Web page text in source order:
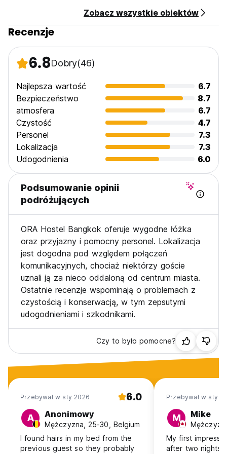
Wszystkie życzenia specjalne realizowane są w zależności
od dostępności i mogą podlegać dodatkowym opłatom.
(Auto-translated from original language)
Zobacz wszystkie obiektów
Recenzje
6.8Dobry(46)
Najlepsza wartość
6.7
Bezpieczeństwo
8.7
atmosfera
6.7
Czystość
4.7
Personel
7.3
Lokalizacja
7.3
Udogodnienia
6.0
Podsumowanie opinii
podróżujących
ORA Hostel Bangkok oferuje wygodne łóżka
oraz przyjazny i pomocny personel. Lokalizacja
jest dogodna pod względem połączeń
komunikacyjnych, chociaż niektórzy goście
uznali ją za nieco oddaloną od centrum miasta.
Ostatnie recenzje wspominają o problemach z
czystością i konserwacją, w tym zepsutymi
udogodnieniami i szkodnikami.
Czy to było pomocne?
Przebywał w sty 2026 6.0
A Anonimowy
Mężczyzna, 25-30, Belgium
I found hairs in my bed from the
previous guest so they probably
Przebywał w sty
M Mike
My first
after two nights